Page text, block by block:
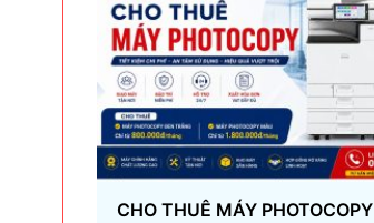
CHO THUÊ MÁY PHOTOCOPY